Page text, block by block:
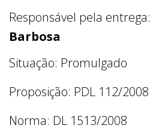
Responsável pela entrega:
Barbosa
Situação: Promulgado
Proposição: PDL 112/2008
Norma: DL 1513/2008